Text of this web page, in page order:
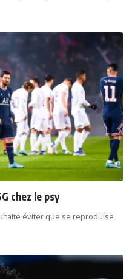
chez le psy
éviter que se reproduise